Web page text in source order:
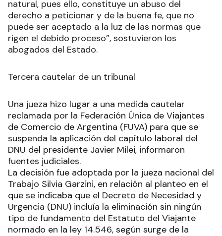
natural, pues ello, constituye un abuso del
derecho a peticionar y de la buena fe, que no
puede ser aceptado a la luz de las normas que
rigen el debido proceso”, sostuvieron los
abogados del Estado.
Tercera cautelar de un tribunal
Una jueza hizo lugar a una medida cautelar
reclamada por la Federación Única de Viajantes
de Comercio de Argentina (FUVA) para que se
suspenda la aplicación del capítulo laboral del
DNU del presidente Javier Milei, informaron
fuentes judiciales.
La decisión fue adoptada por la jueza nacional del
Trabajo Silvia Garzini, en relación al planteo en el
que se indicaba que el Decreto de Necesidad y
Urgencia (DNU) incluía la eliminación sin ningún
tipo de fundamento del Estatuto del Viajante
normado en la ley 14.546, según surge de la